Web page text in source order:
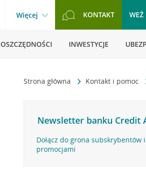
Więcej KONTAKT WEŹ
OSZCZĘDNOŚCI INWESTYCJE
Strona główna Kontakt i pomoc
Newsletter banku Credit
Dołącz do grona
promocjami